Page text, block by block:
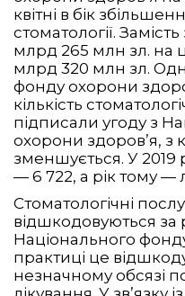
квітні в бік
стоматології.
млрд 265 млн зл. на
млрд 320 млн зл.
фонду охорони
кількість
підписали угоду з
охорони здоров’я,
зменшується. У 2019
— 6 722, а рік тому —
Стоматологічні
відшкодовуються за
Національного
практиці це
незначному обсязі